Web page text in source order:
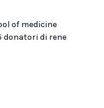
of medicine
donatori di rene